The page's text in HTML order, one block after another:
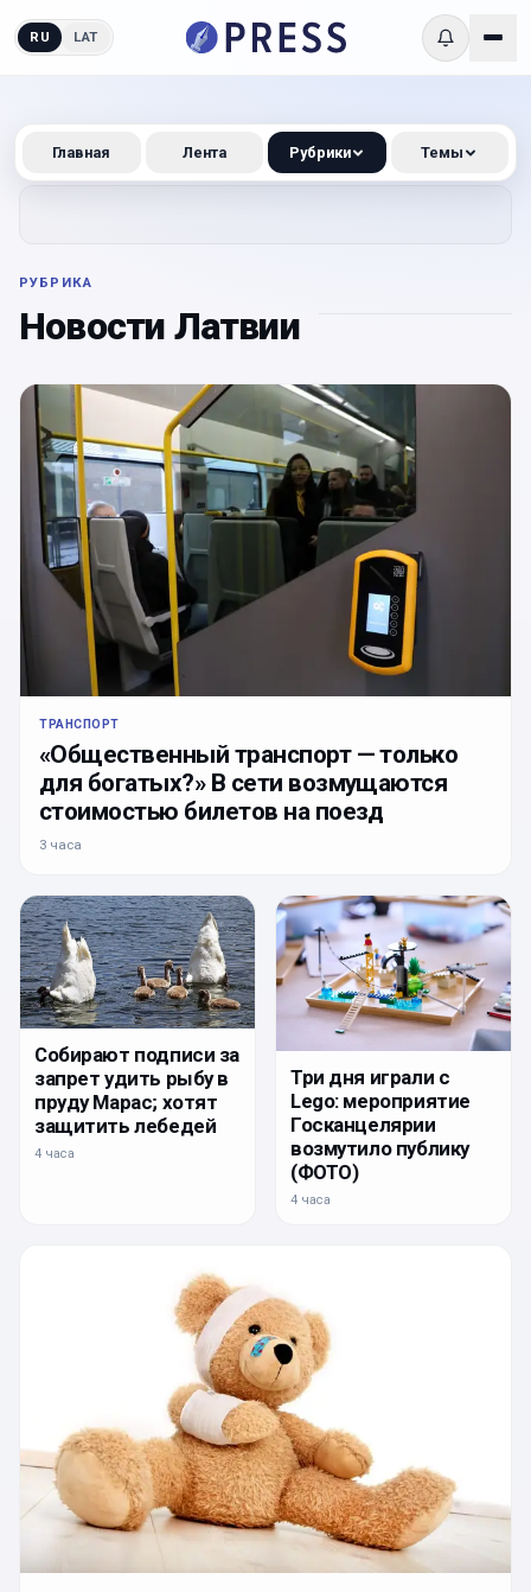
RU LAT
РУБРИКА
Новости Латвии
ТРАНСПОРТ
«Общественный транспорт — только
для богатых?» В сети возмущаются
стоимостью билетов на поезд
3 часа
Собирают подписи за
запрет удить рыбу в
пруду Марас; хотят
защитить лебедей
4 часа
Три дня играли с
Lego: мероприятие
Госканцелярии
возмутило публику
(ФОТО)
4 часа
Главная Лента Рубрики Темы